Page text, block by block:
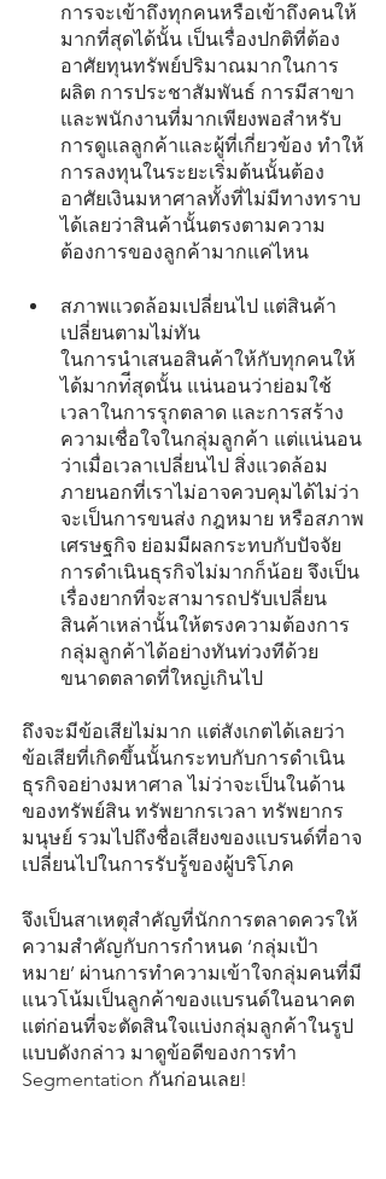
การจะเข้าถึงทุกคนหรือเข้าถึงคนให้
มากที่สุดได้นั้น เป็นเรื่องปกติที่ต้อง
อาศัยทุนทรัพย์ปริมาณมากในการ
ผลิต การประชาสัมพันธ์ การมีสาขา
และพนักงานที่มากเพียงพอสำหรับ
การดูแลลูกค้าและผู้ที่เกี่ยวข้อง ทำให้
การลงทุนในระยะเริ่มต้นนั้นต้อง
อาศัยเงินมหาศาลทั้งที่ไม่มีทางทราบ
ได้เลยว่าสินค้านั้นตรงตามความ
ต้องการของลูกค้ามากแค่ไหน
สภาพแวดล้อมเปลี่ยนไป แต่สินค้า
เปลี่ยนตามไม่ทัน
ในการนำเสนอสินค้าให้กับทุกคนให้
ได้มากท่ีสุดนั้น แน่นอนว่าย่อมใช้
เวลาในการรุกตลาด และการสร้าง
ความเชื่อใจในกลุ่มลูกค้า แต่แน่นอน
ว่าเมื่อเวลาเปลี่ยนไป สิ่งแวดล้อม
ภายนอกที่เราไม่อาจควบคุมได้ไม่ว่า
จะเป็นการขนส่ง กฎหมาย หรือสภาพ
เศรษฐกิจ ย่อมมีผลกระทบกับปัจจัย
การดำเนินธุรกิจไม่มากก็น้อย จึงเป็น
เรื่องยากที่จะสามารถปรับเปลี่ยน
สินค้าเหล่านั้นให้ตรงความต้องการ
กลุ่มลูกค้าได้อย่างทันท่วงทีด้วย
ขนาดตลาดที่ใหญ่เกินไป
ถึงจะมีข้อเสียไม่มาก แต่สังเกตได้เลยว่า
ข้อเสียที่เกิดขึ้นนั้นกระทบกับการดำเนิน
ธุรกิจอย่างมหาศาล ไม่ว่าจะเป็นในด้าน
ของทรัพย์สิน ทรัพยากรเวลา ทรัพยากร
มนุษย์ รวมไปถึงชื่อเสียงของแบรนด์ที่อาจ
เปลี่ยนไปในการรับรู้ของผู้บริโภค
จึงเป็นสาเหตุสำคัญที่นักการตลาดควรให้
ความสำคัญกับการกำหนด ‘กลุ่มเป้า
หมาย’ ผ่านการทำความเข้าใจกลุ่มคนที่มี
แนวโน้มเป็นลูกค้าของแบรนด์ในอนาคต
แต่ก่อนที่จะตัดสินใจแบ่งกลุ่มลูกค้าในรูป
แบบดังกล่าว มาดูข้อดีของการทำ
Segmentation กันก่อนเลย!